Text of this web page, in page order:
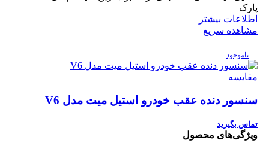
پارک
اطلاعات بیشتر
مشاهده سریع
ناموجود
مقایسه
سنسور دنده عقب خودرو استیل میت مدل V6
تماس بگیرید
ویژگی‌های محصول